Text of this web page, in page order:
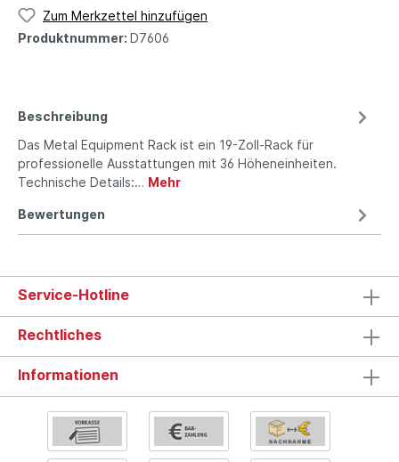
Zum Merkzettel hinzufügen
Produktnummer: D7606
Beschreibung
Das Metal Equipment Rack ist ein 19-Zoll-Rack für
professionelle Ausstattungen mit 36 Höheneinheiten.
Technische Details:… Mehr
Bewertungen
Service-Hotline
Rechtliches
Informationen